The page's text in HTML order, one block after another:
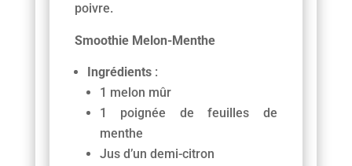
poivre.
Smoothie Melon-Menthe
Ingrédients:
1 melon mûr
1 poignée de feuilles de
menthe
Jus d’un demi-citron